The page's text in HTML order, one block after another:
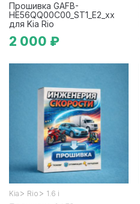
Прошивка GAFB-
HE56QQ00C00_ST1_E2_xx
для Kia Rio
2 000 ₽
Kia > Rio > 1.6 i